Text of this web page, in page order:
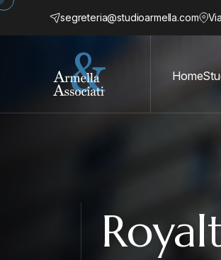
segreteria@studioarmella.com
Home